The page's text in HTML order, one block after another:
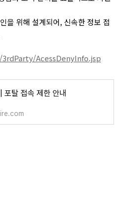
을 위해 설계되어, 신속한 정보 접
AcessDenyInfo.jsp
포탈 접속 제한 안내